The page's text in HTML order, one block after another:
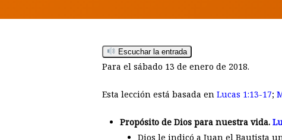
Escuchar la entrada
Para el sábado 13 de enero de 2018.
Esta lección está basada en Lucas 1:13-17;
Propósito de Dios para nuestra vida.
Dios le indicó a Juan el Bautista